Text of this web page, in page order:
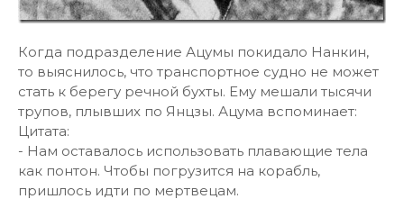
Когда подразделение Ацумы покидало Нанкин,
то выяснилось, что транспортное судно не может
стать к берегу речной бухты. Ему мешали тысячи
трупов, плывших по Янцзы. Ацума вспоминает:
Цитата:
- Нам оставалось использовать плавающие тела
как понтон. Чтобы погрузится на корабль,
пришлось идти по мертвецам.